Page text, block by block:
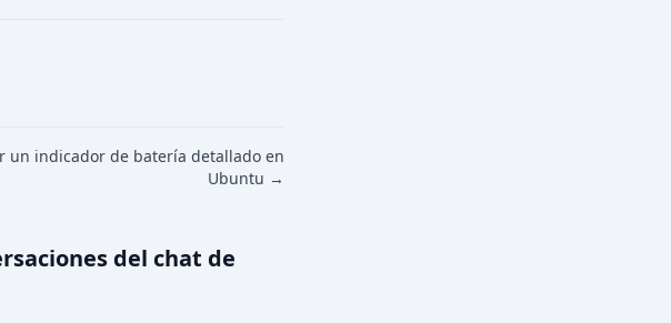
un indicador de batería detallado en
Ubuntu →
del chat de